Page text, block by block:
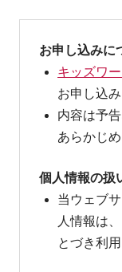
お申し込みに
キッズワ
お申し込み
内容は予
あらかじ
個人情報の扱
当ウェブ
人情報は
とづき利